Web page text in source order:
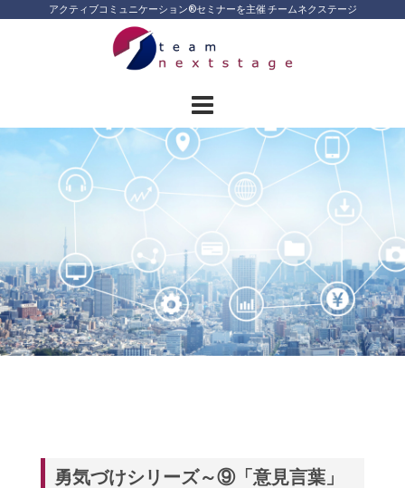
アクティブコミュニケーション®︎セミナーを主催 チームネクステージ
勇気づけシリーズ～⑨「意見言葉」